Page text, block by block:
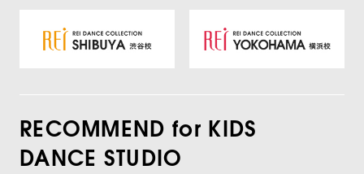
RECOMMEND for KIDS
DANCE STUDIO